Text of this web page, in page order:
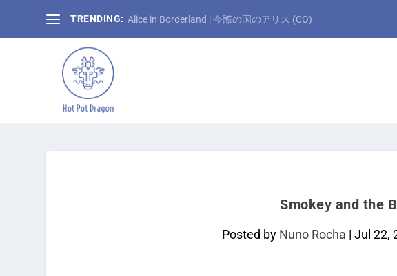
TRENDING: Alice in Borderland | 今際の国のアリス (CO)
Smokey and the
Posted by Nuno Rocha | Jul 22,